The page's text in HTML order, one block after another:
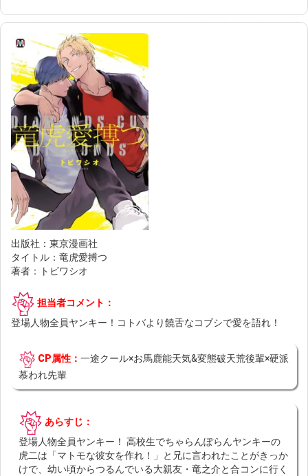
出版社：東京漫画社
タイトル：竜虎愛搏つ
著者：トビワシオ
担当者コメント：
登場人物全員ヤンキー！コトバより饒舌なコブシで愛を語れ！
CP属性： 一途クール×お馬鹿能天気&変態破天荒後輩×硬派
慕われ先輩
あらすじ：
登場人物全員ヤンキー！ 高校生でちゃらんぽらんヤンキーの
虎二は「マトモな彼女を作れ！」と兄に言われたことがきっか
けで、幼い頃からつるんでいる大親友・竜之介と合コンに行く